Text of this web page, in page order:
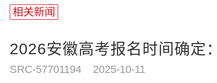
相关新闻
2026安徽高考报名时间确定
SRC-57701194 2025-10-11